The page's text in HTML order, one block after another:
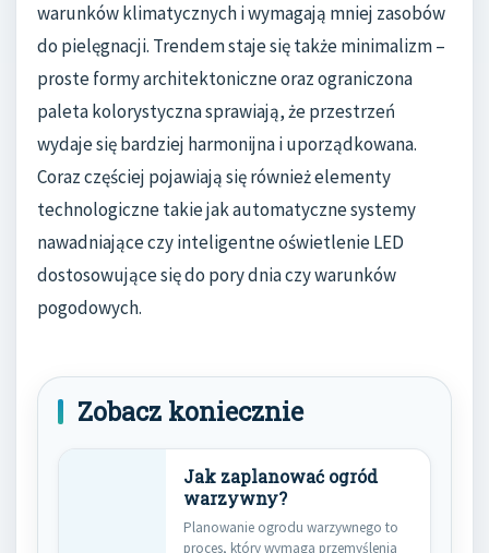
warunków klimatycznych i wymagają mniej zasobów
do pielęgnacji. Trendem staje się także minimalizm –
proste formy architektoniczne oraz ograniczona
paleta kolorystyczna sprawiają, że przestrzeń
wydaje się bardziej harmonijna i uporządkowana.
Coraz częściej pojawiają się również elementy
technologiczne takie jak automatyczne systemy
nawadniające czy inteligentne oświetlenie LED
dostosowujące się do pory dnia czy warunków
pogodowych.
Zobacz koniecznie
Jak zaplanować ogród
warzywny?
Planowanie ogrodu warzywnego to
proces, który wymaga przemyślenia